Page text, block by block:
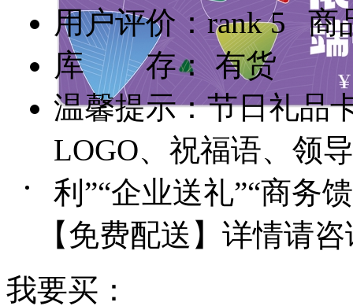
用户评价：
商
库 存： 有货
温馨提示：节日礼品
LOGO、祝福语、领
利”“企业送礼”“商务
【免费配送】详情请
我要买：